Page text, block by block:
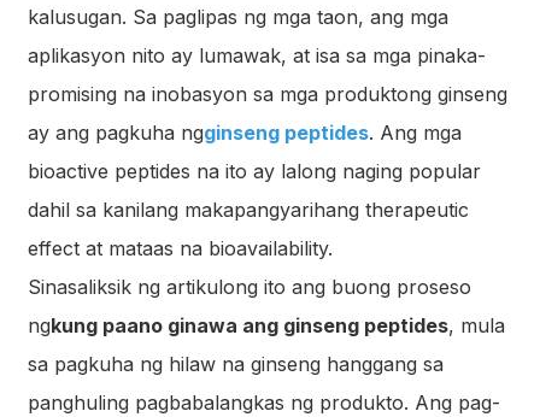
kalusugan. Sa paglipas ng mga taon, ang mga
aplikasyon nito ay lumawak, at isa sa mga pinaka-
promising na inobasyon sa mga produktong ginseng
ay ang pagkuha ngginseng peptides. Ang mga
bioactive peptides na ito ay lalong naging popular
dahil sa kanilang makapangyarihang therapeutic
effect at mataas na bioavailability.
Sinasaliksik ng artikulong ito ang buong proseso
ngkung paano ginawa ang ginseng peptides, mula
sa pagkuha ng hilaw na ginseng hanggang sa
panghuling pagbabalangkas ng produkto. Ang pag-